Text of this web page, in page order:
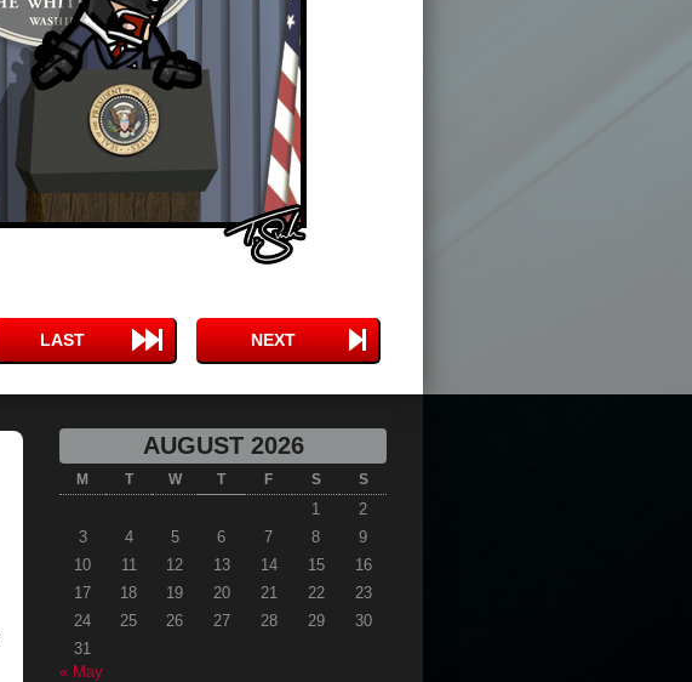
LAST NEXT
AUGUST 2026
M T W T F S S
1
2
3
4 5 6 7 8
9
10
11 12 13 14 15
16
17
18 19 20 21 22
23
24
25 26 27 28 29
30
31
« May